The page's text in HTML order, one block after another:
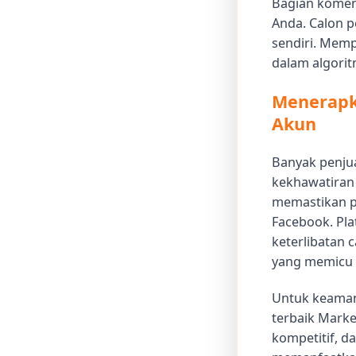
Anda. Calon
sendiri.
dalam
Akun
Banyak
memastikan
Facebook.
keterlibatan
yang
Untuk
terbaik
kompetitif,